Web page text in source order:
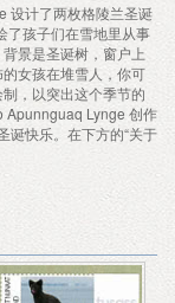
设计了两枚格陵兰圣诞
了孩子们在雪地里从事
景是圣诞树，窗户上
女孩在堆雪人，你可
，以突出这个季节的
Apunnguaq Lynge 创作
诞快乐。在下方的“关于